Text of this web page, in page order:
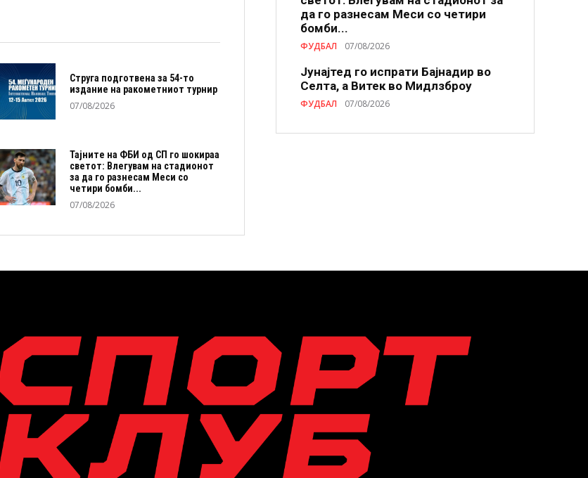
Струга подготвена за 54-то
издание на ракометниот турнир
07/08/2026
Тајните на ФБИ од СП го шокираа
светот: Влегувам на стадионот
за да го разнесам Меси со
четири бомби...
07/08/2026
да го разнесам Меси со четири
бомби...
ФУДБАЛ 07/08/2026
Јунајтед го испрати Бајнадир во
Селта, а Витек во Мидлзброу
ФУДБАЛ 07/08/2026